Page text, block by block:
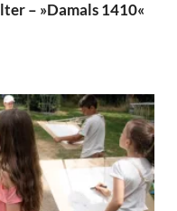
– »Damals 1410«